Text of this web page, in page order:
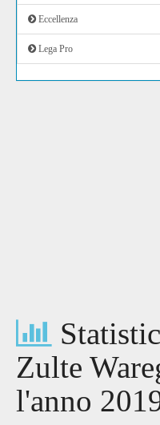
Eccellenza
Lega Pro
Zulte
l'anno